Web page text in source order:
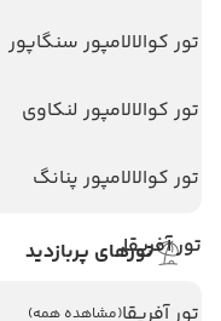
تور کوالالامپور سنگاپور
تور کوالالامپور لنکاوی
تور کوالالامپور پنانگ
تور آفریقا
تور آفریقا(مشاهده همه)
هتل های استانبول
هتل های سریلانکا
تورهای پربازدید